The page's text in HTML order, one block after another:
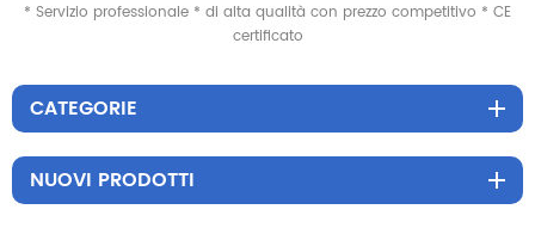
* Servizio professionale * di alta qualità con prezzo competitivo * CE
certificato
CATEGORIE
NUOVI PRODOTTI